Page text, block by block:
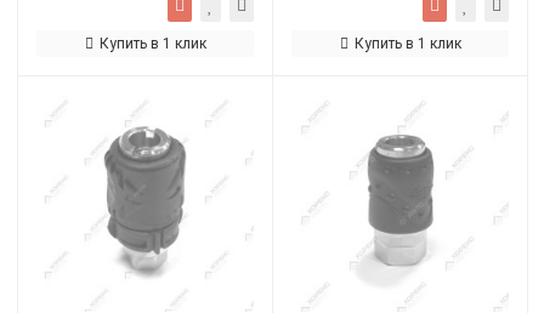
Купить в 1 клик Купить в 1 клик